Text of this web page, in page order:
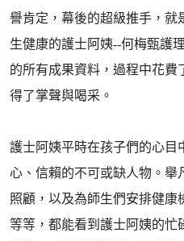
譽肯定，幕後的超級推手，就
生健康的護士阿姨--何梅甄護
的所有成果資料，過程中花費
得了掌聲與喝采。
護士阿姨平時在孩子們的心目
心、信賴的不可或缺人物。舉
照顧，以及為師生們安排健
等等，都能看到護士阿姨的忙